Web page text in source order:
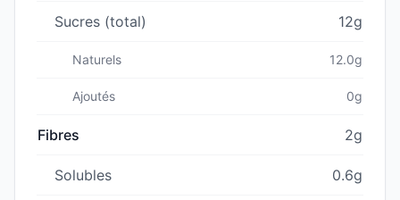
Sucres (total) 12g
Naturels 12.0g
Ajoutés 0g
Fibres 2g
Solubles 0.6g